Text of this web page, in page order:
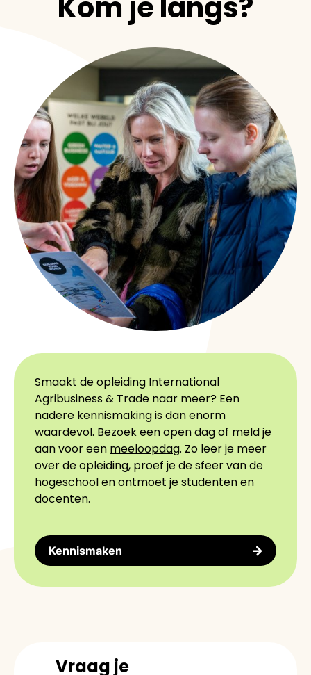
Kom je langs?
Smaakt de opleiding International
Agribusiness & Trade naar meer? Een
nadere kennismaking is dan enorm
waardevol. Bezoek eenopen dagof meld je
aan voor een meeloopdag. Zo leer je meer
over de opleiding, proef je de sfeer van de
hogeschool en ontmoet je studenten en
docenten.
Kennismaken
Vraag je